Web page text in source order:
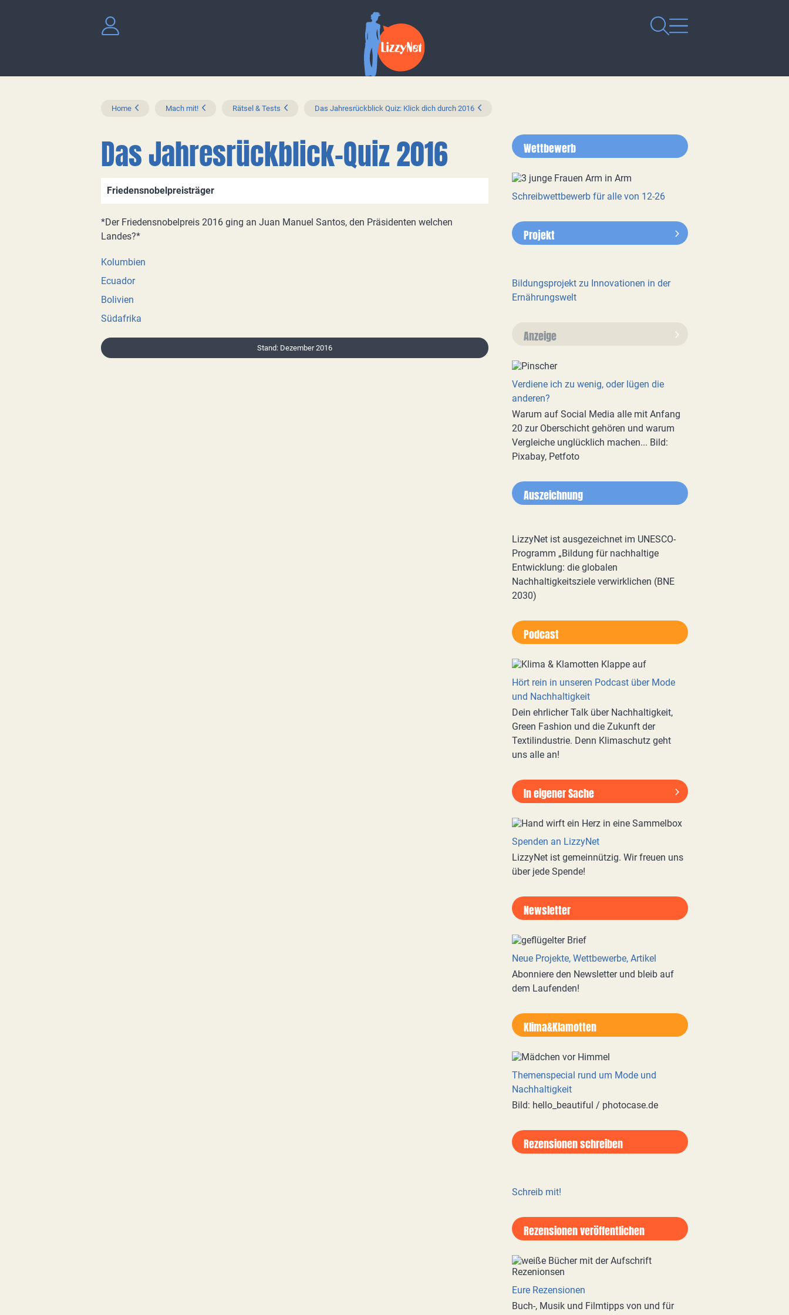
Home Mach mit! Rätsel & Tests Das Jahresrückblick Quiz: Klick dich durch 2016
Das Jahresrückblick-Quiz 2016
Friedensnobelpreisträger
*Der Friedensnobelpreis 2016 ging an Juan Manuel Santos, den Präsidenten welchen
Landes?*
Kolumbien
Ecuador
Bolivien
Südafrika
Stand: Dezember 2016
Wettbewerb
Schreibwettbewerb für alle von 12-26
Projekt
Bildungsprojekt zu Innovationen in der
Ernährungswelt
Anzeige
Verdiene ich zu wenig, oder lügen die
anderen?
Warum auf Social Media alle mit Anfang
20 zur Oberschicht gehören und warum
Vergleiche unglücklich machen... Bild:
Pixabay, Petfoto
Auszeichnung
LizzyNet ist ausgezeichnet im UNESCO-
Programm „Bildung für nachhaltige
Entwicklung: die globalen
Nachhaltigkeitsziele verwirklichen (BNE
2030)
Podcast
Hört rein in unseren Podcast über Mode
und Nachhaltigkeit
Dein ehrlicher Talk über Nachhaltigkeit,
Green Fashion und die Zukunft der
Textilindustrie. Denn Klimaschutz geht
uns alle an!
In eigener Sache
Spenden an LizzyNet
LizzyNet ist gemeinnützig. Wir freuen uns
über jede Spende!
Newsletter
Neue Projekte, Wettbewerbe, Artikel
Abonniere den Newsletter und bleib auf
dem Laufenden!
Klima&Klamotten
Themenspecial rund um Mode und
Nachhaltigkeit
Bild: hello_beautiful / photocase.de
Rezensionen schreiben
Schreib mit!
Rezensionen veröffentlichen
Eure Rezensionen
Buch-, Musik und Filmtipps von und für